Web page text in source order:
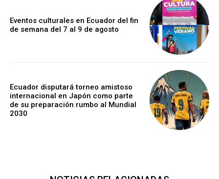
Eventos culturales en Ecuador del fin
de semana del 7 al 9 de agosto
Ecuador disputará torneo amistoso
internacional en Japón como parte
de su preparación rumbo al Mundial
2030